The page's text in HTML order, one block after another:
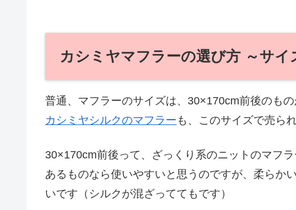
カシミヤマフラーの選び方 ～サイ
普通、マフラーのサイズは、30×170cm前後のも
カシミヤシルクのマフラー も、このサイズで売ら
30×170cm前後って、ざっくり系のニットのマフ
あるものなら使いやすいと思うのですが、柔らか
いです（シルクが混ざっててもです）